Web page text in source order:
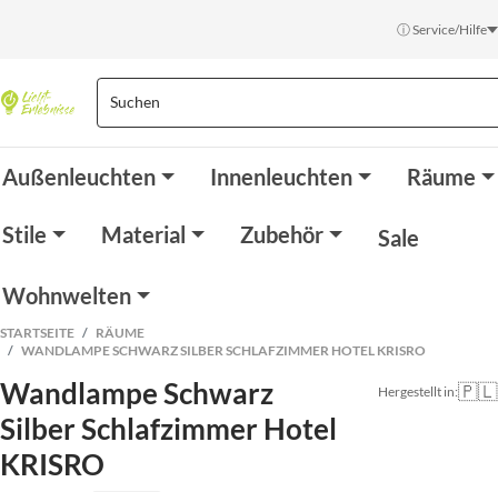
ⓘ Service/Hilfe
Außenleuchten Innenleuchten Räume
Stile Material Zubehör Sale
Wohnwelten
STARTSEITE
RÄUME
WANDLAMPE SCHWARZ SILBER SCHLAFZIMMER HOTEL KRISRO
Wandlampe Schwarz
Silber Schlafzimmer Hotel
KRISRO
Hergestellt in:🇵🇱